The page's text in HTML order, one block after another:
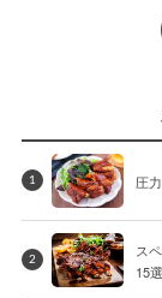
1 圧
2
ス
15選